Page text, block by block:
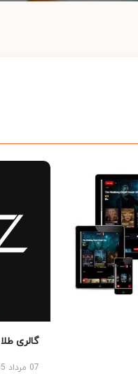
گالری طلا
07 مرداد 1405